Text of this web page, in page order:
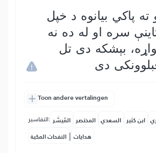
3 نو ته پاكي بیانوه د خپل
سره او له ده نه
بېشكه دى تل
دى
Toon andere vertalingen
التفاسير: المُيسَّر المختصر السعدي ابن كثير
النفحات المكية | هدايات